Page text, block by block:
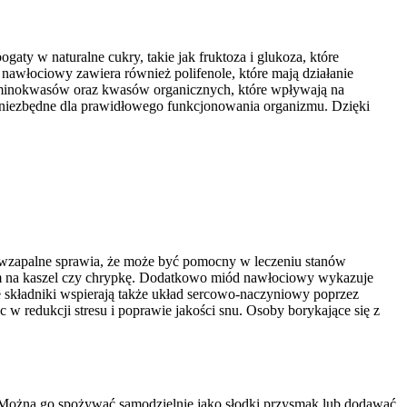
w naturalne cukry, takie jak fruktoza i glukoza, które
zawiera również polifenole, które mają działanie
oraz kwasów organicznych, które wpływają na
dla prawidłowego funkcjonowania organizmu. Dzięki
sprawia, że może być pomocny w leczeniu stanów
kaszel czy chrypkę. Dodatkowo miód nawłociowy wykazuje
wspierają także układ sercowo-naczyniowy poprzez
w redukcji stresu i poprawie jakości snu. Osoby borykające się z
go spożywać samodzielnie jako słodki przysmak lub dodawać